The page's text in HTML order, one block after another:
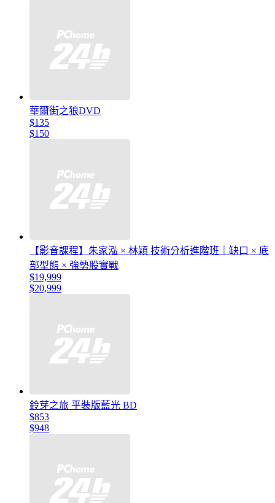
華爾街之狼DVD
$135
$150
【影音課程】朱家泓 × 林穎 技術分析進階班｜缺口 × 底
部型態 × 強勢股實戰
$19,999
$20,999
鈴芽之旅 平裝版藍光 BD
$853
$948